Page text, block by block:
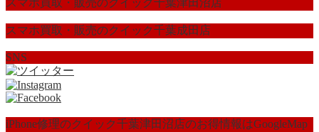
スマホ買取・販売のクイック千葉津田沼店
スマホ買取・販売のクイック千葉成田店
SNS
iPhone修理のクイック千葉津田沼店のお得情報はGoogleMap